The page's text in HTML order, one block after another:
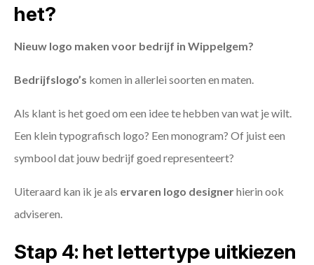
het?
Nieuw logo maken voor bedrijf in Wippelgem?
Bedrijfslogo’s komen in allerlei soorten en maten.
Als klant is het goed om een idee te hebben van wat je wilt.
Een klein typografisch logo? Een monogram? Of juist een
symbool dat jouw bedrijf goed representeert?
Uiteraard kan ik je als ervaren logo designerhierin ook
adviseren.
Stap 4: het lettertype uitkiezen